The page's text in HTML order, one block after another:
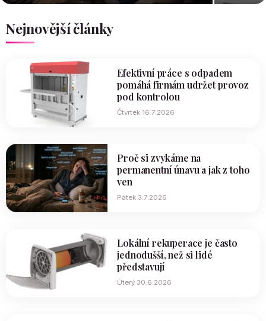
Nejnovější články
Efektivní práce s odpadem
pomáhá firmám udržet provoz
pod kontrolou
Čtvrtek 16.7.2026
Proč si zvykáme na
permanentní únavu a jak z toho
ven
Pátek 3.7.2026
Lokální rekuperace je často
jednodušší, než si lidé
představují
Úterý 30.6.2026